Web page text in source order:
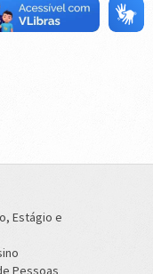
Estágio e
Pessoas